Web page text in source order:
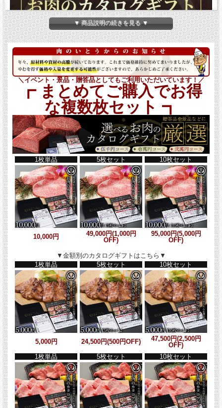
▼ 商品説明の続きを見る ▼
＼イベント・景品・贈答品としてもご利用いただいています！／
┏ まとめてご購入でお得
な複数枚セット ┓
1枚単品 5枚セット 10枚セット
10,000円
49,000円(1,000円
OFF)
95,000円(5,000円
OFF)
▼金額別のカタログギフトはこちら▼
1枚単品
5枚セット 10枚セット
5,000円 24,500円(500円OFF)
47,500円(2,500円
OFF)
1枚単品
5枚セット 10枚セット